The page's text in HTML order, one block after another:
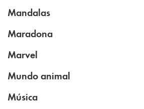
Mandalas
Maradona
Marvel
Mundo animal
Música